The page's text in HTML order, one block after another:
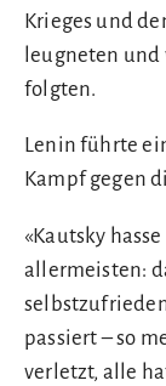
Krieges und
leugneten
folgten.
Lenin führte
Kampf gegen
«Kautsky
allermeisten:
passiert – so
verletzt, alle